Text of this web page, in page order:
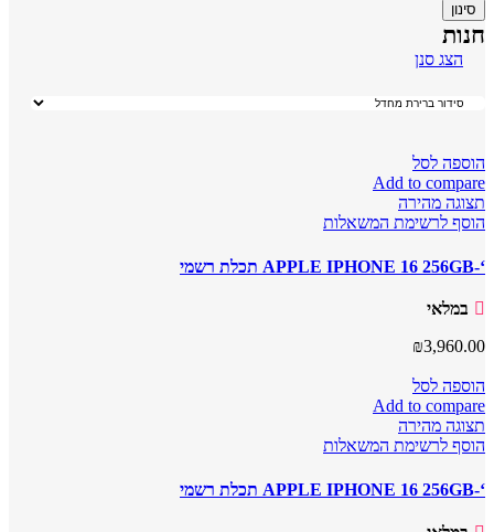
סינון
חנות
הצג סנן
הוספה לסל
Add to compare
תצוגה מהירה
הוסף לרשימת המשאלות
‘-APPLE IPHONE 16 256GB תכלת רשמי
במלאי
₪3,960.00
הוספה לסל
Add to compare
תצוגה מהירה
הוסף לרשימת המשאלות
‘-APPLE IPHONE 16 256GB תכלת רשמי